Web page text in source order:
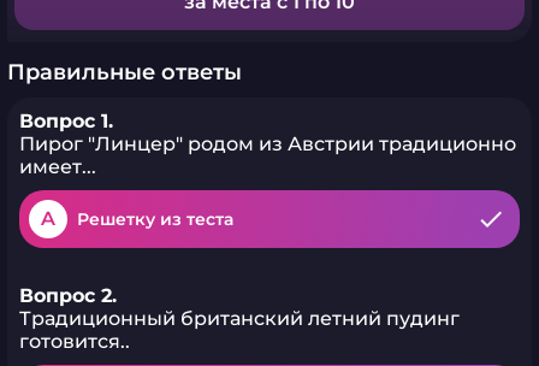
Правильные ответы
Вопрос 1.
Пирог "Линцер" родом из Австрии традиционно
имеет...
A Решетку из теста
Вопрос 2.
Традиционный британский летний пудинг
готовится..